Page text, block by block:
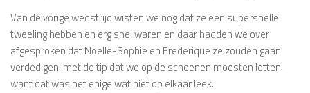
Van de vorige wedstrijd wisten we nog dat ze een supersnelle
tweeling hebben en erg snel waren en daar hadden we over
afgesproken dat Noelle-Sophie en Frederique ze zouden gaan
verdedigen, met de tip dat we op de schoenen moesten letten,
want dat was het enige wat niet op elkaar leek.